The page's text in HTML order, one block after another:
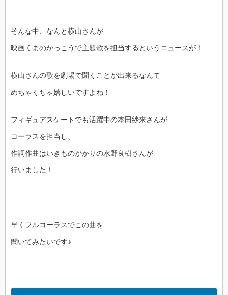
そんな中、なんと横山さんが
映画くまのがっこうで主題歌を担当するというニュースが！
横山さんの歌を劇場で聞くことが出来るなんて
めちゃくちゃ嬉しいですよね！
フィギュアスケートでも活躍中の本田紗来さんが
コーラスを担当し、
作詞作曲はいきものがかりの水野良樹さんが
行いました！
早くフルコーラスでこの曲を
聞いてみたいです♪